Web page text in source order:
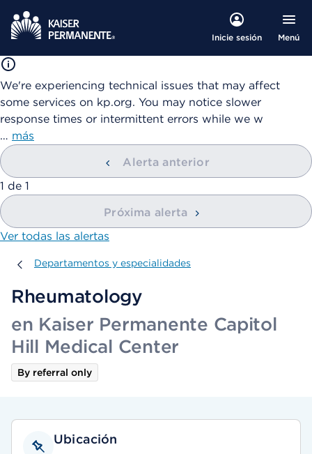
Inicie sesión Menú
We're experiencing technical issues that may affect
some services on kp.org. You may notice slower
response times or intermittent errors while we w
… más
Alerta anterior
mostrando
1 de 1
Próxima alerta
Ver todas las alertas
Departamentos y especialidades
Departamentos y especialidades
Rheumatology
en Kaiser Permanente Capitol
Hill Medical Center
By referral only
Ubicación